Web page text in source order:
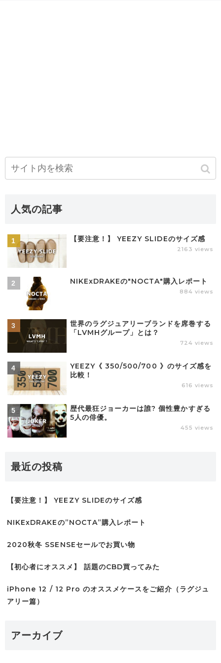
人気の記事
【要注意！】 YEEZY SLIDEのサイズ感
2163 views
NIKExDRAKEの"NOCTA"購入レポート
884 views
世界のラグジュアリーブランドを席巻する
「LVMHグループ」とは？
724 views
YEEZY《 350/500/700 》のサイズ感を
比較！
616 views
歴代最狂ジョーカーは誰? 個性豊かすぎる
5人の俳優。
455 views
最近の投稿
【要注意！】 YEEZY SLIDEのサイズ感
NIKExDRAKEの”NOCTA”購入レポート
2020秋冬 SSENSEセールでお買い物
【初心者にオススメ】 話題のCBD買ってみた
iPhone 12 / 12 Pro のオススメケースをご紹介（ラグジュ
アリー篇）
アーカイブ